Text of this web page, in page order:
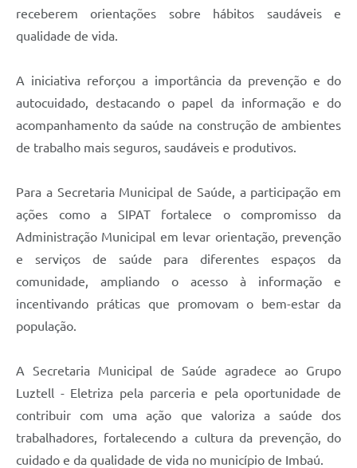
receberem orientações sobre hábitos saudáveis e
qualidade de vida.
A iniciativa reforçou a importância da prevenção e do
autocuidado, destacando o papel da informação e do
acompanhamento da saúde na construção de ambientes
de trabalho mais seguros, saudáveis e produtivos.
Para a Secretaria Municipal de Saúde, a participação em
ações como a SIPAT fortalece o compromisso da
Administração Municipal em levar orientação, prevenção
e serviços de saúde para diferentes espaços da
comunidade, ampliando o acesso à informação e
incentivando práticas que promovam o bem-estar da
população.
A Secretaria Municipal de Saúde agradece ao Grupo
Luztell - Eletriza pela parceria e pela oportunidade de
contribuir com uma ação que valoriza a saúde dos
trabalhadores, fortalecendo a cultura da prevenção, do
cuidado e da qualidade de vida no município de Imbaú.